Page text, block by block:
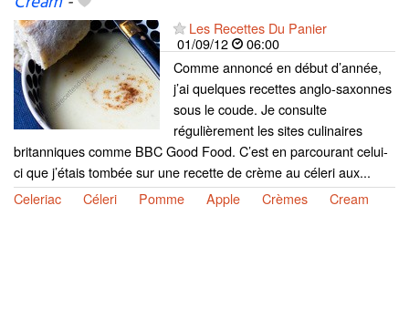
Les Recettes Du Panier
01/09/12
06:00
Comme annoncé en début d’année,
j’ai quelques recettes anglo-saxonnes
sous le coude. Je consulte
régulièrement les sites culinaires
britanniques comme BBC Good Food. C’est en parcourant celui-
ci que j’étais tombée sur une recette de crème au céleri aux...
Celeriac
Céleri Pomme Apple Crèmes Cream